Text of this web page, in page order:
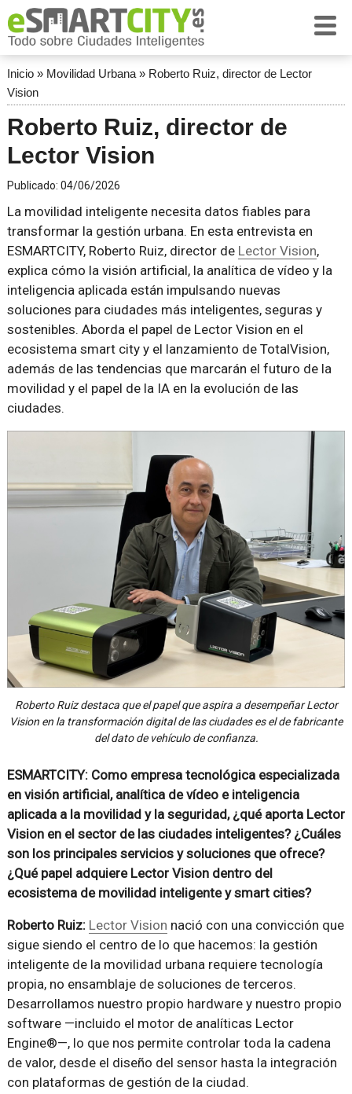
Inicio» Movilidad Urbana» Roberto Ruiz, director de Lector
Vision
Roberto Ruiz, director de
Lector Vision
Publicado: 04/06/2026
La movilidad inteligente necesita datos fiables para
transformar la gestión urbana. En esta entrevista en
ESMARTCITY, Roberto Ruiz, director de Lector Vision,
explica cómo la visión artificial, la analítica de vídeo y la
inteligencia aplicada están impulsando nuevas
soluciones para ciudades más inteligentes, seguras y
sostenibles. Aborda el papel de Lector Vision en el
ecosistema smart city y el lanzamiento de TotalVision,
además de las tendencias que marcarán el futuro de la
movilidad y el papel de la IA en la evolución de las
ciudades.
Roberto Ruiz destaca que el papel que aspira a desempeñar Lector
Vision en la transformación digital de las ciudades es el de fabricante
del dato de vehículo de confianza.
ESMARTCITY: Como empresa tecnológica especializada
en visión artificial, analítica de vídeo e inteligencia
aplicada a la movilidad y la seguridad, ¿qué aporta Lector
Vision en el sector de las ciudades inteligentes? ¿Cuáles
son los principales servicios y soluciones que ofrece?
¿Qué papel adquiere Lector Vision dentro del
ecosistema de movilidad inteligente y smart cities?
Roberto Ruiz: Lector Vision nació con una convicción que
sigue siendo el centro de lo que hacemos: la gestión
inteligente de la movilidad urbana requiere tecnología
propia, no ensamblaje de soluciones de terceros.
Desarrollamos nuestro propio hardware y nuestro propio
software —incluido el motor de analíticas Lector
Engine®—, lo que nos permite controlar toda la cadena
de valor, desde el diseño del sensor hasta la integración
con plataformas de gestión de la ciudad.